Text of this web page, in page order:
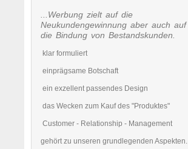
...Werbung zielt auf die
Neukundengewinnung aber auch auf
die Bindung von Bestandskunden.
klar formuliert
einprägsame Botschaft
ein exzellent passendes Design
das Wecken zum Kauf des "Produktes"
Customer - Relationship - Management
gehört zu unseren grundlegenden Aspekten.